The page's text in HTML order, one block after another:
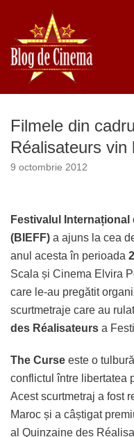
Sari
la
conținut
Filmele din
Réalisateurs vin
9 octombrie 2012
Festivalul
(BIEFF) a ajuns la cea
anul acesta în perioada
Scala și Cinema Elvira
care le-au pregătit
scurtmetraje care au
des Réalisateurs a
The Curse este o
conflictul între libertatea
Acest scurtmetraj a fost
Maroc și a câștigat
al Quinzaine des